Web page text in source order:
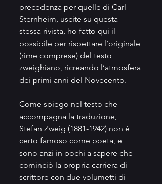
precedenza per quelle di Carl
Sternheim, uscite su questa
stessa rivista, ho fatto qui il
possibile per rispettare l’originale
(rime comprese) del testo
zweighiano, ricreando l’atmosfera
dei primi anni del Novecento.
Come spiego nel testo che
accompagna la traduzione,
Stefan Zweig (1881-1942) non è
certo famoso come poeta, e
sono anzi in pochi a sapere che
cominciò la propria carriera di
scrittore con due volumetti di